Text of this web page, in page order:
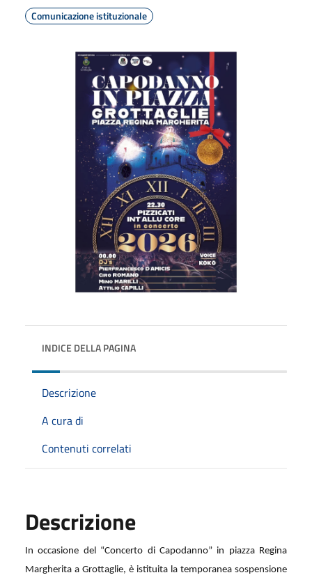
Comunicazione istituzionale
INDICE DELLA PAGINA
Descrizione
A cura di
Contenuti correlati
Descrizione
In occasione del “Concerto di Capodanno” in piazza Regina
Margherita a Grottaglie, è istituita la temporanea sospensione